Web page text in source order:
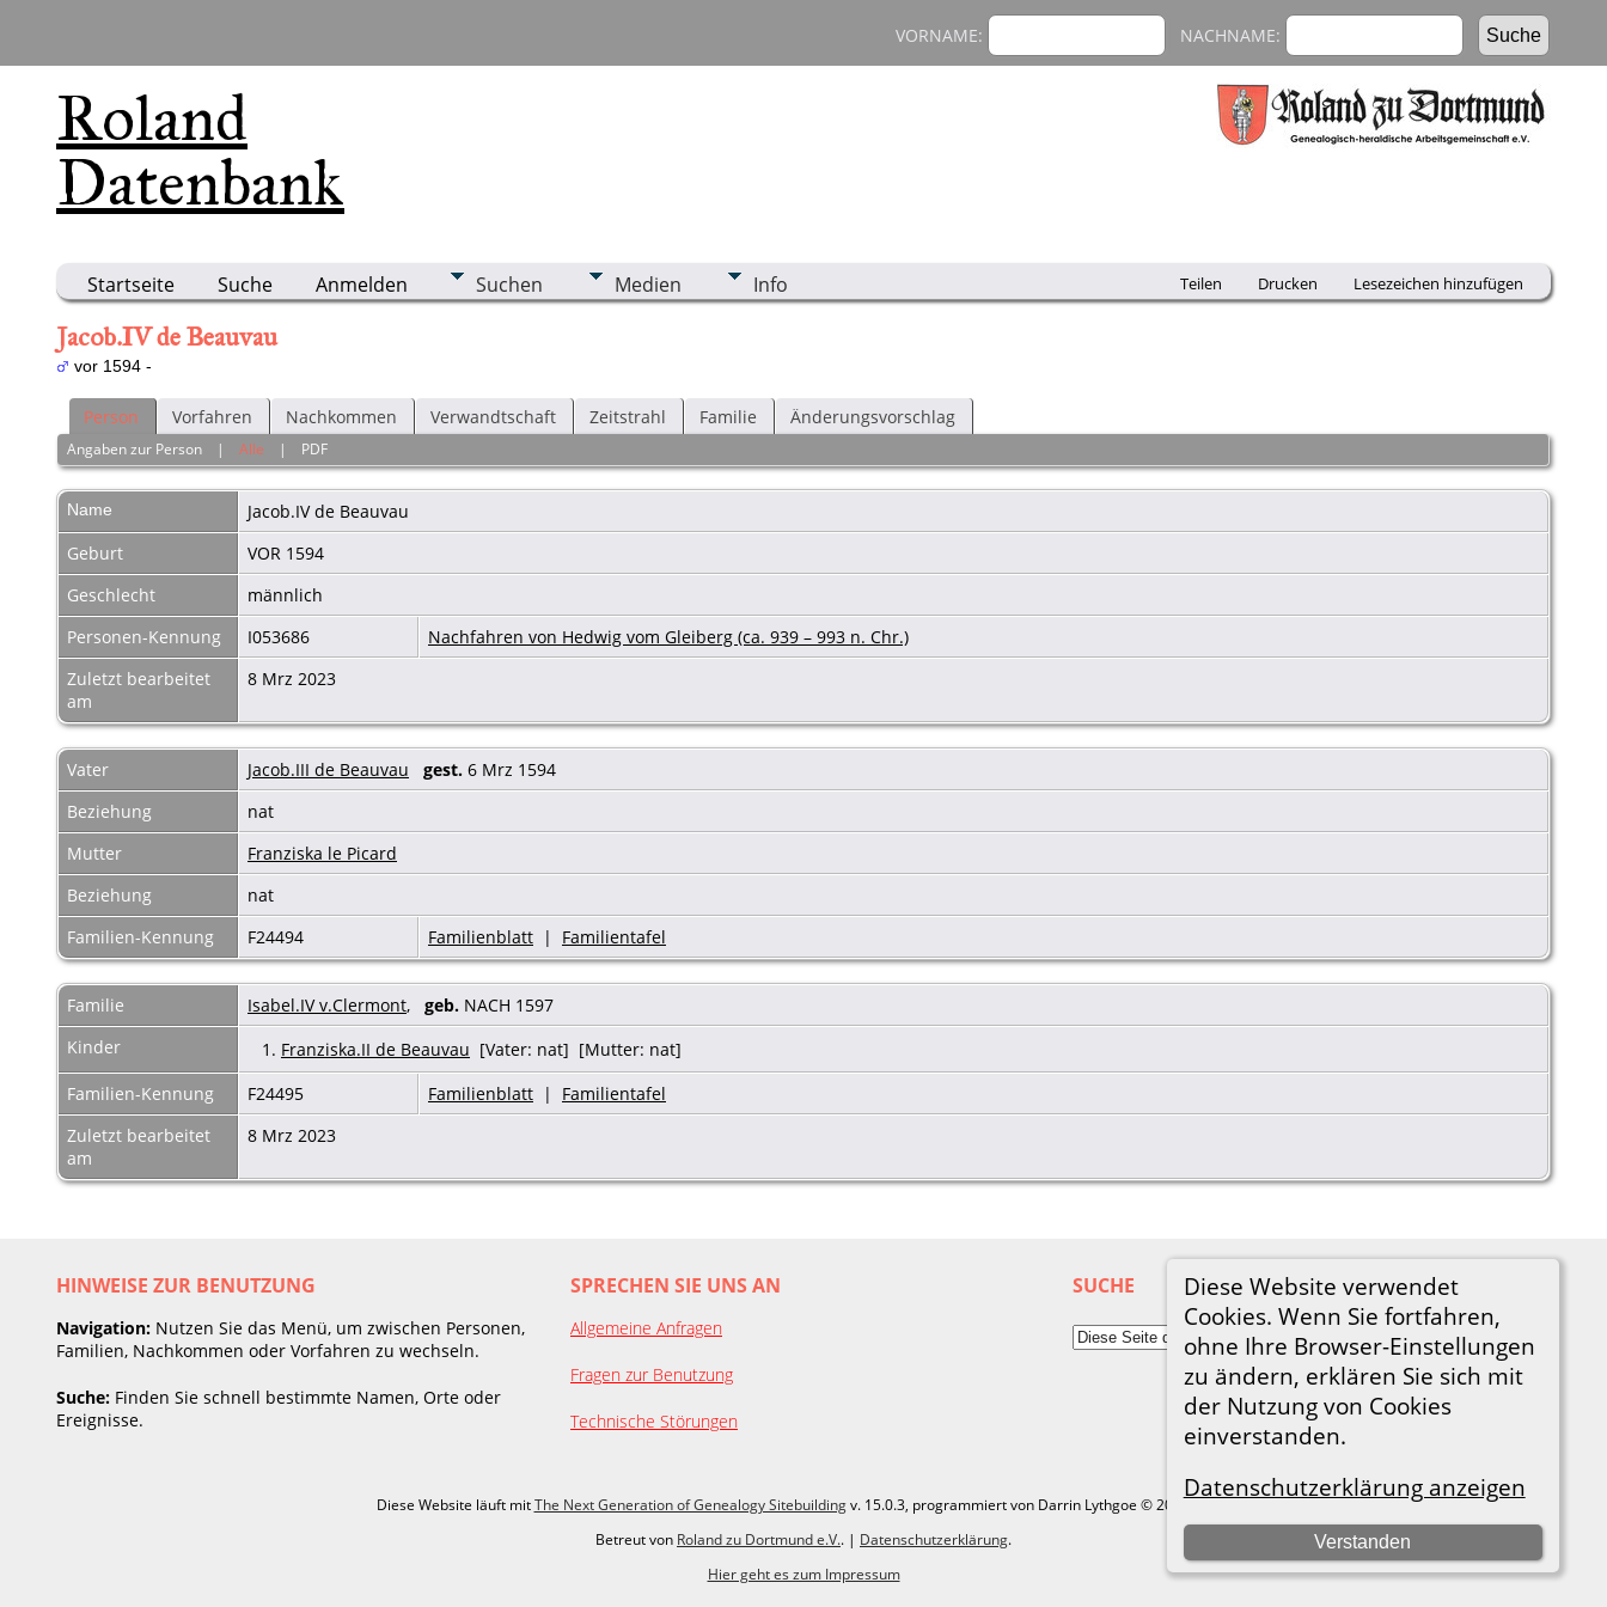
Roland
Datenbank
VORNAME: NACHNAME:
Startseite Suche Anmelden Suchen Medien Info Teilen Drucken Lesezeichen hinzufügen
Diese Website verwendet
Cookies. Wenn Sie fortfahren,
ohne Ihre Browser-Einstellungen
zu ändern, erklären Sie sich mit
der Nutzung von Cookies
einverstanden.
Datenschutzerklärung anzeigen
Verstanden
Jacob.IV de Beauvau
vor 1594 -
Person Vorfahren Nachkommen Verwandtschaft Zeitstrahl Familie Änderungsvorschlag
Angaben zur Person |Alle | PDF
Name Jacob.IV de Beauvau
Geburt
VOR 1594
Geschlecht
männlich
Personen-Kennung
I053686
Nachfahren von Hedwig vom Gleiberg (ca. 939 – 993 n. Chr.)
Zuletzt bearbeitet
am
8 Mrz 2023
Vater Jacob.III de Beauvau gest. 6 Mrz 1594
Beziehung
nat
Mutter
Franziska le Picard
Beziehung
nat
Familien-Kennung
F24494 Familienblatt | Familientafel
Familie Isabel.IV v.Clermont, geb. NACH 1597
Kinder
1. Franziska.II de Beauvau [Vater: nat] [Mutter: nat]
Familien-Kennung
F24495 Familienblatt | Familientafel
Zuletzt bearbeitet
am
8 Mrz 2023
HINWEISE ZUR BENUTZUNG
Navigation: Nutzen Sie das Menü, um zwischen Personen,
Familien, Nachkommen oder Vorfahren zu wechseln.
Suche: Finden Sie schnell bestimmte Namen, Orte oder
Ereignisse.
SPRECHEN SIE UNS AN
Allgemeine Anfragen
Fragen zur Benutzung
Technische Störungen
SUCHE
Diese Website läuft mitThe Next Generation of Genealogy Sitebuildingv. 15.0.3, programmiert von Darrin Lythgoe © 2001-2026.
Betreut von Roland zu Dortmund e.V.. | Datenschutzerklärung.
Hier geht es zum Impressum